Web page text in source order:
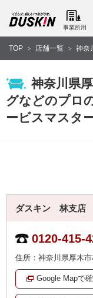
事業所用
TOP > 店舗一覧 > 神奈
神奈川県
グなどのプロ
ービスマスター
ダスキン 林支店
0120-415-
住所：神奈川県厚木
Google Mapで